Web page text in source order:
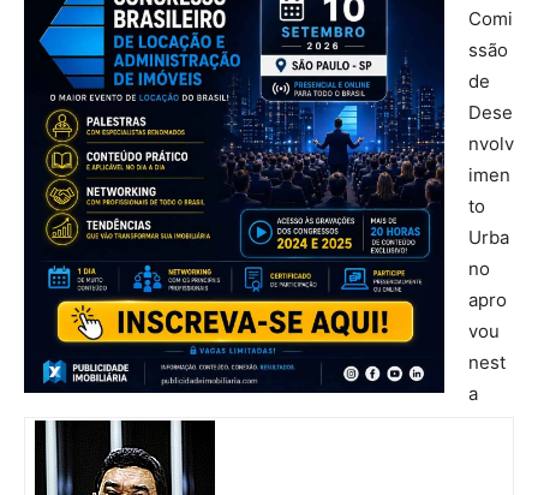
Comi
ssão
de
Dese
nvolv
imen
to
Urba
no
apro
vou
nest
a